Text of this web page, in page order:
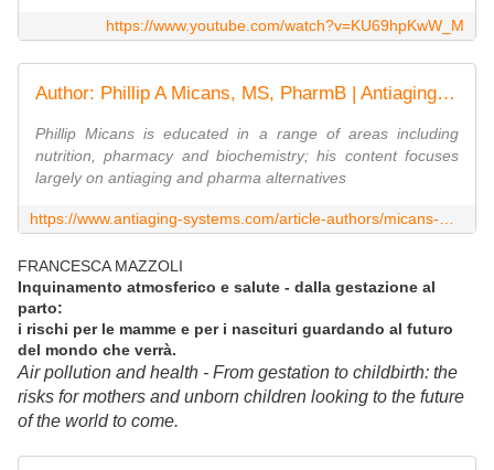
https://www.youtube.com/watch?v=KU69hpKwW_M
Author: Phillip A Micans, MS, PharmB | Antiaging Systems
Phillip Micans is educated in a range of areas including
nutrition, pharmacy and biochemistry; his content focuses
largely on antiaging and pharma alternatives
FRANCESCA MAZZOLI
Inquinamento atmosferico e salute - dalla gestazione al
parto:
i rischi per le mamme e per i nascituri guardando al futuro
del mondo che verrà.
Air pollution and health - From gestation to childbirth: the
risks for mothers and unborn children looking to the future
of the world to come.